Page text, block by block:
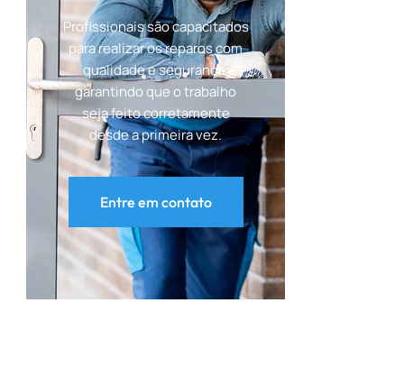
Profissionais são capacitados
para realizar os reparos com
qualidade e segurança,
garantindo que o trabalho
seja feito corretamente
desde a primeira vez.
Entre em contato